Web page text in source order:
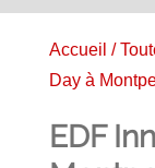
Accueil /
Day à
EDF